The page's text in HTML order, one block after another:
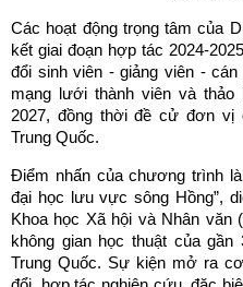
Các hoạt động trọng tâm của
kết giai đoạn hợp tác 2024-
đổi sinh viên - giảng viên -
mạng lưới thành viên và
2027, đồng thời đề cử đơn vị
Trung Quốc.
Điểm nhấn của chương trình
đại học lưu vực sông Hồng”,
Khoa học Xã hội và Nhân
không gian học thuật của
Trung Quốc. Sự kiện mở ra